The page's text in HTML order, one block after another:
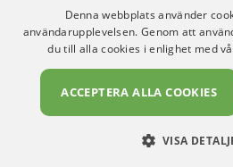
Denna webbplats använder
användarupplevelsen. Genom att
du till alla cookies i enlighet med
ACCEPTERA ALLA COOKIES
VISA